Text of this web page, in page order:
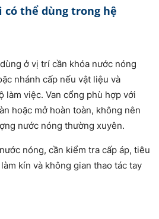
có thể dùng trong hệ
ở vị trí cần khóa nước nóng
nhánh cấp nếu vật liệu và
làm việc. Van cổng phù hợp với
hoặc mở hoàn toàn, không nên
nước nóng thường xuyên.
nóng, cần kiểm tra cấp áp, tiêu
kín và không gian thao tác tay